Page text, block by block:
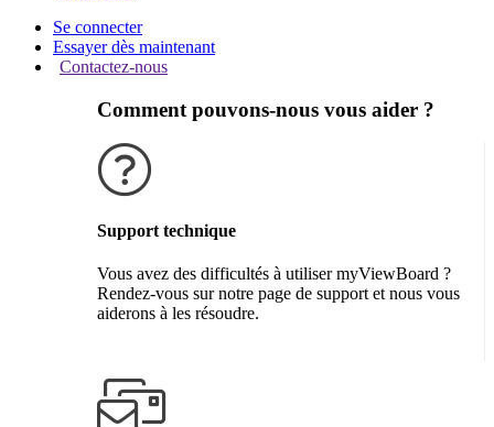
Se connecter
Essayer dès maintenant
Contactez-nous
Comment pouvons-nous vous aider ?
Support technique
Vous avez des difficultés à utiliser myViewBoard ?
Rendez-vous sur notre page de support et nous vous
aiderons à les résoudre.